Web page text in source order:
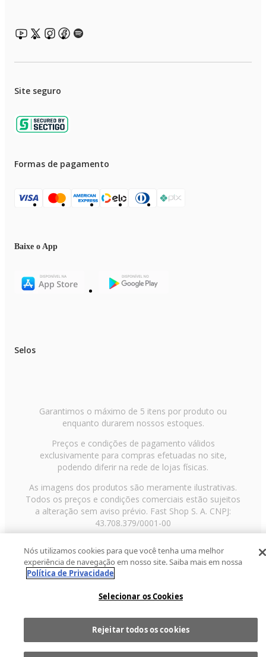
Site seguro
Formas de pagamento
Baixe o App
Selos
Garantimos o máximo de 5 itens por produto ou
enquanto durarem nossos estoques.
Preços e condições de pagamento válidos
exclusivamente para compras efetuadas no site,
podendo diferir na rede de lojas físicas.
As imagens dos produtos são meramente ilustrativas.
Todos os preços e condições comerciais estão sujeitos
a alteração sem aviso prévio. Fast Shop S. A. CNPJ:
43.708.379/0001-00
Paulo/SP, CEP 02029-001, Telefone: 11 3003-3728 ©
2013 Fast Shop - Todos os direitos reservadosRF
Nós utilizamos cookies para que você tenha uma melhor
experiência de navegação em nosso site. Saiba mais em nossa
Política de Privacidade
Selecionar os Cookies
Rejeitar todos os cookies